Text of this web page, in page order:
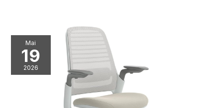
Mai
19
2026